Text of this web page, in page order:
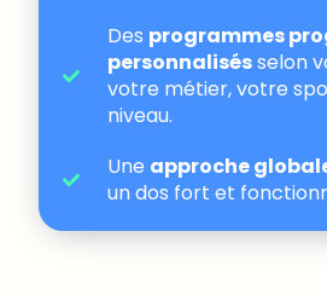
Des programmes
personnalisésselon
votre métier, votre
niveau.
Une approche
un dos fort et